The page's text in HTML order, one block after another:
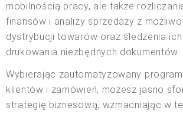
mobilnością pracy, ale także
finansów i analizy sprzedaży z
dystrybucji towarów oraz śledzenia
drukowania niezbędnych dokumentów .
Wybierając zautomatyzowany
klientów i zamówień, możesz jasno
strategię biznesową, wzmacniając w